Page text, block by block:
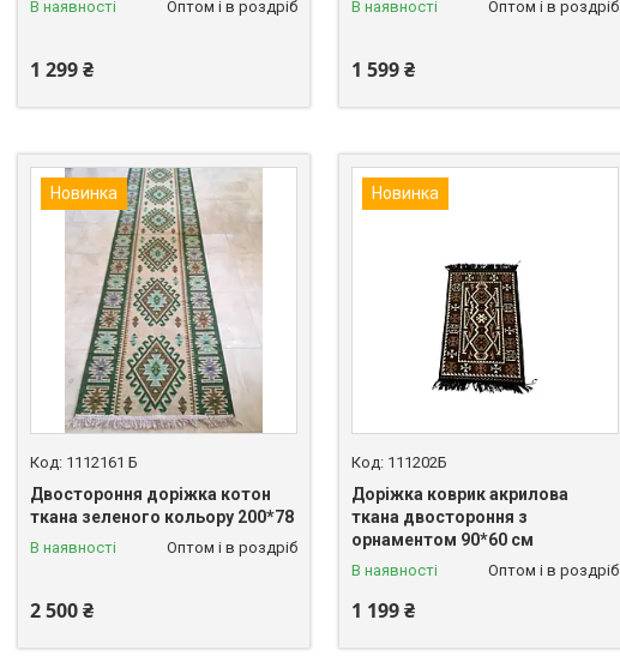
В наявності Оптом і в роздріб
1 299 ₴
В наявності Оптом і в роздріб
1 599 ₴
Новинка
1112161 Б
Двостороння доріжка котон
ткана зеленого кольору 200*78
В наявності Оптом і в роздріб
2 500 ₴
Новинка
111202Б
Доріжка коврик акрилова
ткана двостороння з
орнаментом 90*60 см
В наявності Оптом і в роздріб
1 199 ₴